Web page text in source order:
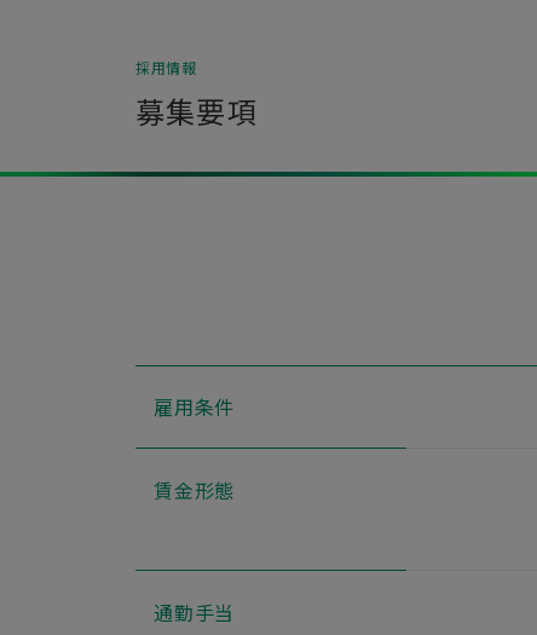
採用情報
募集要項
雇用条件
賃金形態
通勤手当